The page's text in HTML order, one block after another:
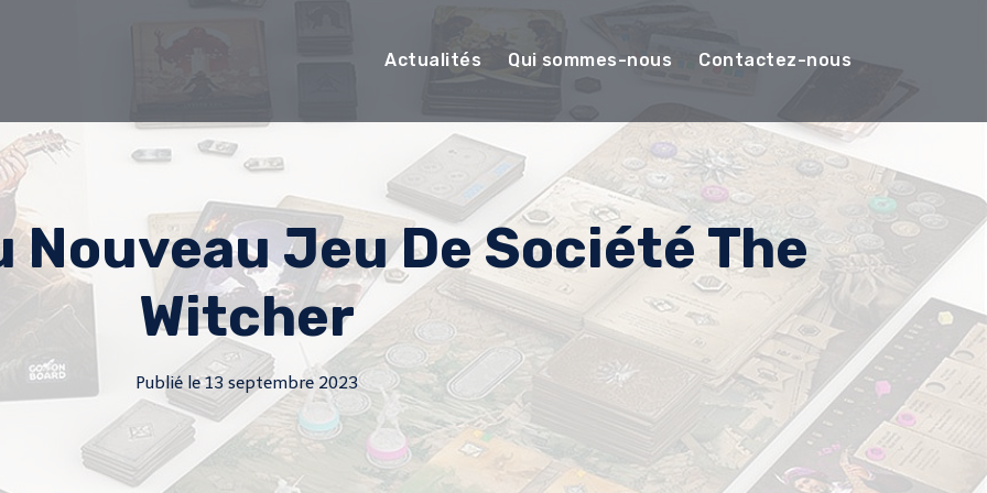
Actualités Qui sommes-nous Contactez-nous
Nouveau Jeu De Société The
Witcher
Publié le13 septembre 2023